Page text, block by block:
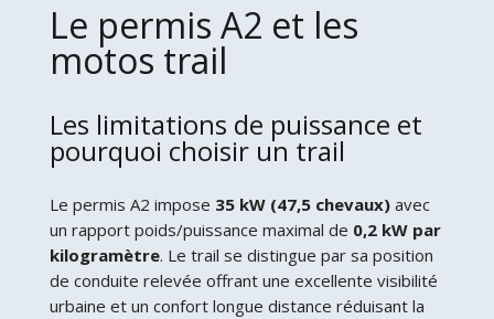
Le permis A2 et les
motos trail
Les limitations de puissance et
pourquoi choisir un trail
Le permis A2 impose 35 kW (47,5 chevaux)avec
un rapport poids/puissance maximal de 0,2 kW par
kilogramètre. Le trail se distingue par sa position
de conduite relevée offrant une excellente visibilité
urbaine et un confort longue distance réduisant la